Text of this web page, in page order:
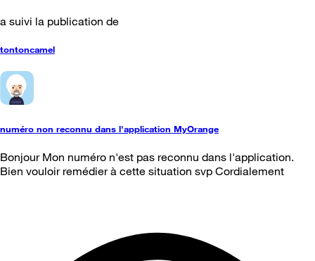
a suivi la publication de
tontoncamel
numéro non reconnu dans l'application MyOrange
Bonjour Mon numéro n'est pas reconnu dans l'application.
Bien vouloir remédier à cette situation svp Cordialement